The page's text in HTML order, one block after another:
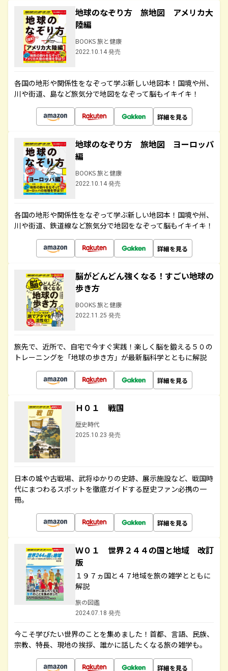
地球のなぞり方 旅地図 アメリカ大
陸編
BOOKS 旅と健康
2022.10.14 発売
各国の地形や関係性をなぞって学ぶ新しい地図本！国境や州、
川や街道、島など旅気分で地図をなぞって脳もイキイキ！
詳細を見る
地球のなぞり方 旅地図 ヨーロッパ
編
BOOKS 旅と健康
2022.10.14 発売
各国の地形や関係性をなぞって学ぶ新しい地図本！国境や州、
川や街道、鉄道線など旅気分で地図をなぞって脳もイキイキ！
詳細を見る
脳がどんどん強くなる！すごい地球の
歩き方
BOOKS 旅と健康
2022.11.25 発売
旅先で、近所で、自宅で今すぐ実践！楽しく脳を鍛える５０の
トレーニングを「地球の歩き方」が最新脳科学とともに解説
詳細を見る
Ｈ０１ 戦国
歴史時代
2025.10.23 発売
日本の城や古戦場、武将ゆかりの史跡、展示施設など、戦国時
代にまつわるスポットを徹底ガイドする歴史ファン必携の一
冊。
詳細を見る
Ｗ０１ 世界２４４の国と地域 改訂
版
１９７ヵ国と４７地域を旅の雑学とともに
解説
旅の図鑑
2024.07.18 発売
今こそ学びたい世界のことを集めました！首都、言語、民族、
宗教、特長、現地の挨拶、誰かに話したくなる旅の雑学も。
詳細を見る